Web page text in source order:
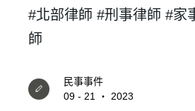
民事事件
09 - 21 ‧ 2023
#北部律師 #刑事律師 #家
師